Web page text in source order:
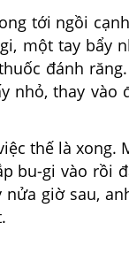
tới ngồi cạnh
một tay bẩy
đánh
nhỏ, thay
thế là xong.
bu-gi vào rồi
nửa giờ sau,